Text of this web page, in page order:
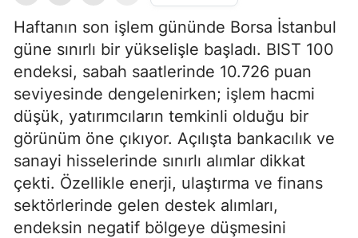
Haftanın son işlem gününde Borsa İstanbul
güne sınırlı bir yükselişle başladı. BIST 100
endeksi, sabah saatlerinde 10.726 puan
seviyesinde dengelenirken; işlem hacmi
düşük, yatırımcıların temkinli olduğu bir
görünüm öne çıkıyor. Açılışta bankacılık ve
sanayi hisselerinde sınırlı alımlar dikkat
çekti. Özellikle enerji, ulaştırma ve finans
sektörlerinde gelen destek alımları,
endeksin negatif bölgeye düşmesini